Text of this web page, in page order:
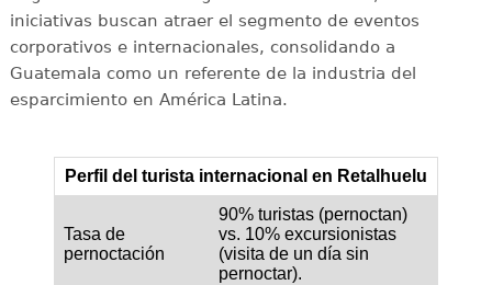
iniciativas buscan atraer el segmento de eventos
corporativos e internacionales, consolidando a
Guatemala como un referente de la industria del
esparcimiento en América Latina.
Perfil del turista internacional en Retalhuelu
Tasa de
pernoctación
90% turistas (pernoctan)
vs. 10% excursionistas
(visita de un día sin
pernoctar).